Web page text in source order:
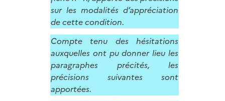
sur les modalités d’appréciation
de cette condition.
Compte tenu des hésitations
auxquelles ont pu donner lieu les
paragraphes précités, les
précisions suivantes sont
apportées.